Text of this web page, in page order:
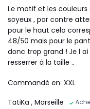
Le motif et les couleurs
soyeux , par contre
pour le haut cela
48/50 mais pour le
donc trop grand ! Je l
resserrer à la taille ..
Commandé en: XXL
TatiKa , Marseille